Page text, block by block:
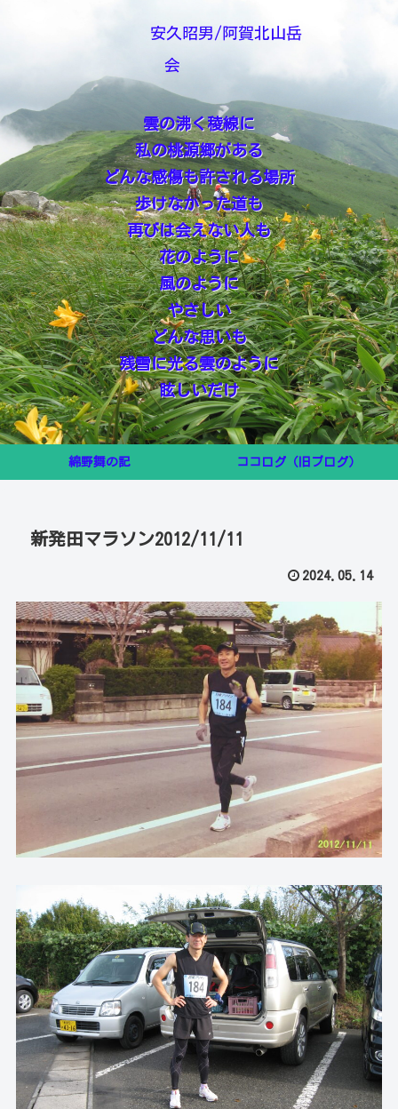
安久昭男/阿賀北山岳
会
雲の沸く稜線に
私の桃源郷がある
どんな感傷も許される場所
歩けなかった道も
再びは会えない人も
花のように
風のように
やさしい
どんな思いも
残雪に光る雲のように
眩しいだけ
綿野舞の記 ココログ（旧ブログ）
新発田マラソン2012/11/11
2024.05.14